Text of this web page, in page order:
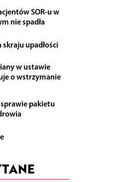
SOR-u w
nie spadła
upadłości
w ustawie
o wstrzymanie
pakietu